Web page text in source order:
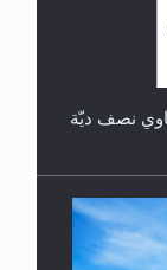
نصف ديّة